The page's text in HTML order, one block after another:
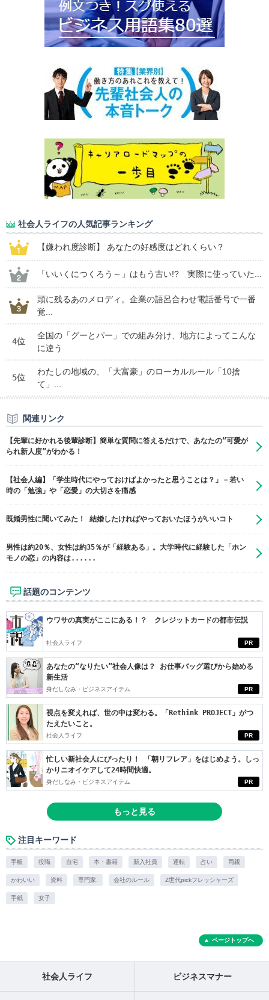
社会人ライフの人気記事ランキング
【嫌われ度診断】 あなたの好感度はどれくらい？
「いいくにつくろう～」はもう古い!? 実際に使っていた...
頭に残るあのメロディ。企業の語呂合わせ電話番号で一番
覚...
4位
全国の「グーとパー」での組み分け、地方によってこんな
に違う
5位
わたしの地域の、「大富豪」のローカルルール「10捨
て」...
関連リンク
【先輩に好かれる後輩診断】簡単な質問に答えるだけで、あなたの“可愛が
られ新人度”がわかる！
【社会人編】「学生時代にやっておけばよかったと思うことは？」－若い
時の「勉強」や「恋愛」の大切さを痛感
既婚男性に聞いてみた！ 結婚したければやっておいたほうがいいコト
男性は約20％、女性は約35％が「経験ある」。大学時代に経験した「ホン
モノの恋」の内容は......
話題のコンテンツ
PR
ウワサの真実がここにある！？ クレジットカードの都市伝説
社会人ライフ
PR
あなたの“なりたい”社会人像は？ お仕事バッグ選びから始める
新生活
身だしなみ・ビジネスアイテム
PR
視点を変えれば、世の中は変わる。「Rethink PROJECT」がつ
たえたいこと。
社会人ライフ
PR
忙しい新社会人にぴったり！ 「朝リフレア」をはじめよう。しっ
かりニオイケアして24時間快適。
身だしなみ・ビジネスアイテム
もっと見る
注目キーワード
手帳 役職 自宅 本・書籍 新入社員 運転 占い 両親
かわいい 資料 専門家. 会社のルール Z世代pickフレッシャーズ
手紙 女子
ページトップへ
社会人ライフ ビジネスマナー